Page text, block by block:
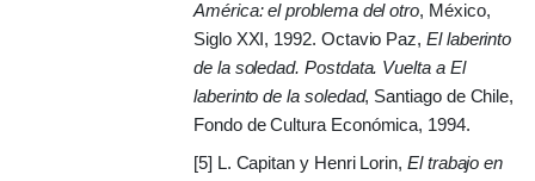
América: el problema del otro, México,
Siglo XXI, 1992. Octavio Paz,El laberinto
de la soledad. Postdata. Vuelta a El
laberinto de la soledad, Santiago de Chile,
Fondo de Cultura Económica, 1994.
[5] L. Capitan y Henri Lorin, El trabajo en